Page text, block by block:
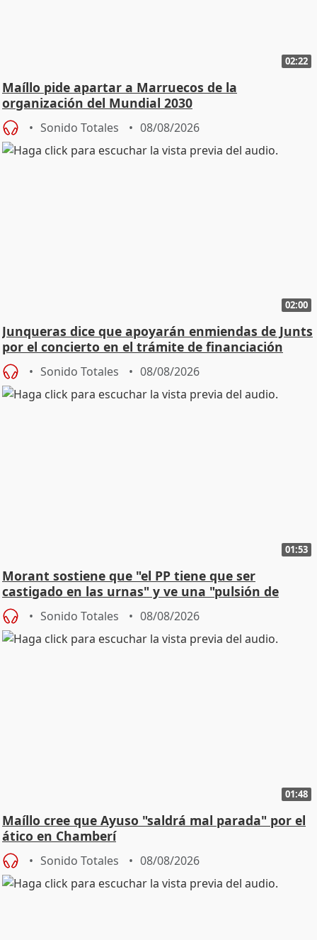
02:22
Maíllo pide apartar a Marruecos de la
organización del Mundial 2030
Sonido Totales 08/08/2026
02:00
Junqueras dice que apoyarán enmiendas de Junts
por el concierto en el trámite de financiación
Sonido Totales 08/08/2026
01:53
Morant sostiene que "el PP tiene que ser
castigado en las urnas" y ve una "pulsión de
cambio"
Sonido Totales 08/08/2026
01:48
Maíllo cree que Ayuso "saldrá mal parada" por el
ático en Chamberí
Sonido Totales 08/08/2026